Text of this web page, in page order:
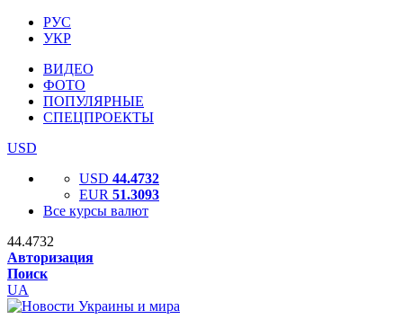
РУС
УКР
ВИДЕО
ФОТО
ПОПУЛЯРНЫЕ
СПЕЦПРОЕКТЫ
USD
USD 44.4732
EUR 51.3093
Все курсы валют
44.4732
Авторизация
Поиск
UA